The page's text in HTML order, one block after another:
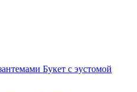
Букет с эустомой